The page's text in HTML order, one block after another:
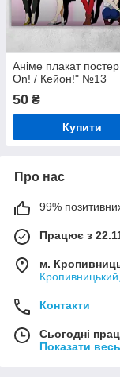
Аніме плакат
On! / Кейон!" №13
50 ₴
Купити
Про нас
99%
Працює з
м.
Контакти
Сьогодні
Показати